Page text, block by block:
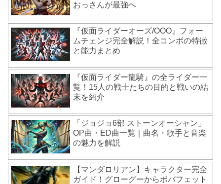
おっさんが最強へ
『仮面ライダーオーズ/OOO』フォー
ムチェンジ完全解説！全コンボの特徴
と能力まとめ
『仮面ライダー龍騎』の全ライダー一
覧！15人の戦士たちの目的と戦いの結
末を紹介
「ジョジョ6部 ストーンオーシャン」
OP曲・ED曲一覧｜曲名・歌手と音楽
の魅力を解説
【マンダロリアン】キャラクター完全
ガイド！グローグーからボバフェット